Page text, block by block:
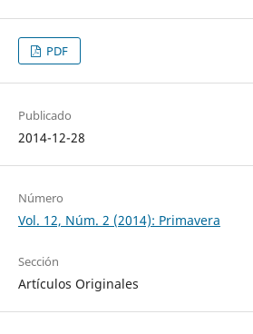
PDF
Publicado
2014-12-28
Número
Vol. 12, Núm. 2 (2014): Primavera
Sección
Artículos Originales